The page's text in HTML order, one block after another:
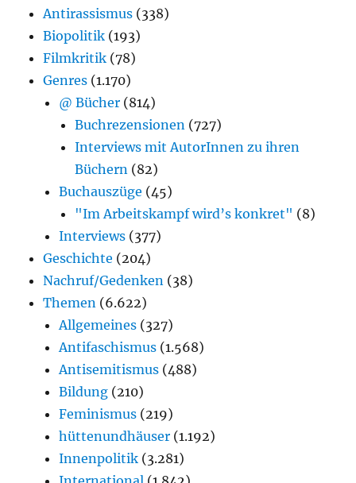
Antirassismus (338)
Biopolitik (193)
Filmkritik (78)
Genres (1.170)
@ Bücher (814)
Buchrezensionen (727)
Interviews mit AutorInnen zu ihren
Büchern (82)
Buchauszüge (45)
"Im Arbeitskampf wird’s konkret" (8)
Interviews (377)
Geschichte (204)
Nachruf/Gedenken (38)
Themen (6.622)
Allgemeines (327)
Antifaschismus (1.568)
Antisemitismus (488)
Bildung (210)
Feminismus (219)
hüttenundhäuser (1.192)
Innenpolitik (3.281)